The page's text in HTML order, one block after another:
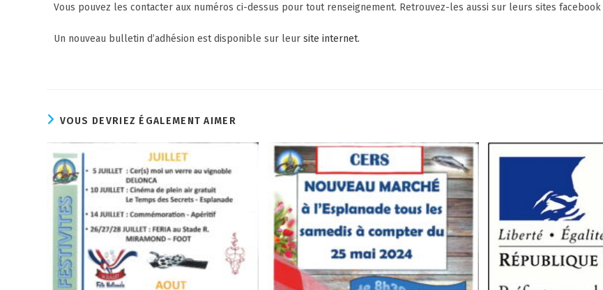
Vous pouvez les contacter aux numéros ci-dessus pour tout renseignement. Retrouvez-les aussi sur leurs sites facebook
Un nouveau bulletin d’adhésion est disponible sur leursite internet.
VOUS DEVRIEZ ÉGALEMENT AIMER